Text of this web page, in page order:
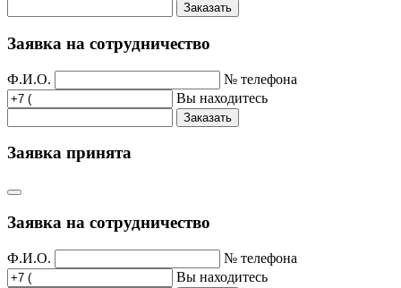
Заказать
Заявка на сотрудничество
Ф.И.О.
№ телефона
Вы находитесь
Заказать
Заявка принята
Заявка на сотрудничество
Ф.И.О.
№ телефона
Вы находитесь